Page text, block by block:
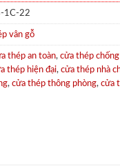
1C-22
vân gỗ
thép an toàn, cửa thép
thép hiện đại, cửa thép nhà
, cửa thép thông phòng, cửa